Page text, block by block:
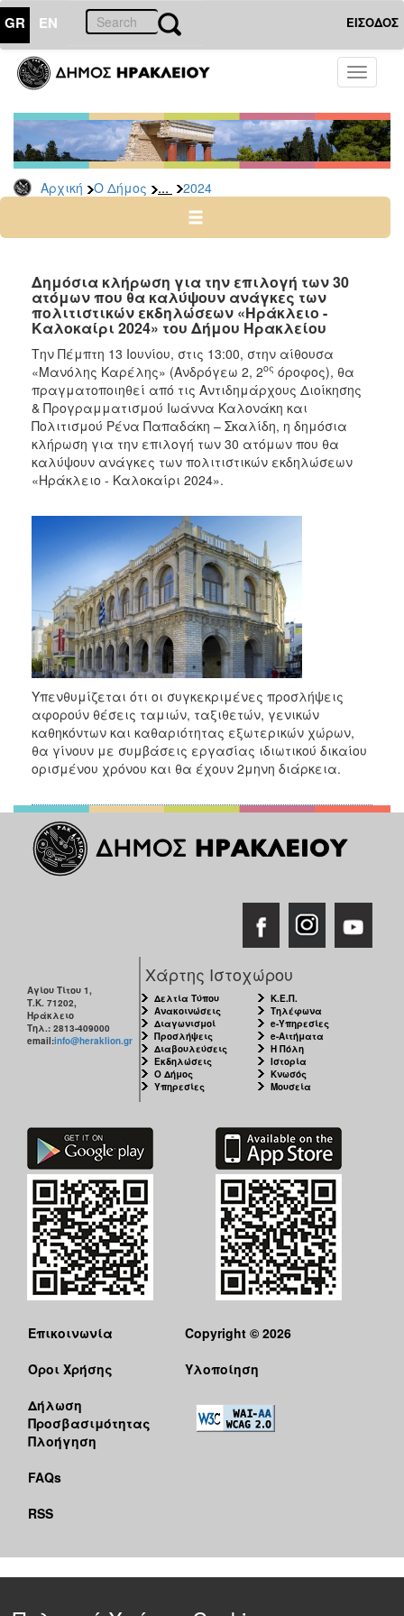
GR EN ΕΙΣΟΔΟΣ
Toggle
Αρχική Ο Δήμος ... 2024
ΔΗΜΟΣ
Δελτία
Τύπου
Αρχείο
2026
2024
2022
2021
2020
2019
2018
2017
2016
2015
2013
2012
2011
2010
2006
ΤΟΠΟΣ
ΠΟΛΙΤΙΣΜΟΣ
ΑΝΘΕΚΤΙΚΗ
ΠΟΛΗ
Δημόσια κλήρωση για την επιλογή των 30
ατόμων που θα καλύψουν ανάγκες των
πολιτιστικών εκδηλώσεων «Ηράκλειο -
Καλοκαίρι 2024» του Δήμου Ηρακλείου
Την Πέμπτη 13 Ιουνίου, στις 13:00, στην αίθουσα
«Μανόλης Καρέλης» (Ανδρόγεω 2, 2ος όροφος), θα
πραγματοποιηθεί από τις Αντιδημάρχους Διοίκησης
& Προγραμματισμού Ιωάννα Καλονάκη και
Πολιτισμού Ρένα Παπαδάκη – Σκαλίδη, η δημόσια
κλήρωση για την επιλογή των 30 ατόμων που θα
καλύψουν ανάγκες των πολιτιστικών εκδηλώσεων
«Ηράκλειο - Καλοκαίρι 2024».
Υπενθυμίζεται ότι οι συγκεκριμένες προσλήψεις
αφορούν θέσεις ταμιών, ταξιθετών, γενικών
καθηκόντων και καθαριότητας εξωτερικών χώρων,
θα γίνουν με συμβάσεις εργασίας ιδιωτικού δικαίου
ορισμένου χρόνου και θα έχουν 2μηνη διάρκεια.
Αγίου Τίτου 1,
Τ.Κ. 71202,
Ηράκλειο
Τηλ.: 2813-409000
email:info@heraklion.gr
Χάρτης Ιστοχώρου
Δελτία Τύπου
Ανακοινώσεις
Διαγωνισμοί
Προσλήψεις
Διαβουλεύσεις
Εκδηλώσεις
Ο Δήμος
Υπηρεσίες
Κ.Ε.Π.
Τηλέφωνα
e-Υπηρεσίες
e-Αιτήματα
Η Πόλη
Ιστορία
Κνωσός
Μουσεία
Επικοινωνία
Όροι Χρήσης
Δήλωση
Προσβασιμότητας
Πλοήγηση
FAQs
RSS
Copyright © 2026
Υλοποίηση